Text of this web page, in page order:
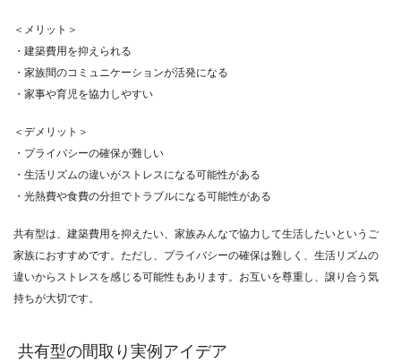
＜メリット＞
・建築費用を抑えられる
・家族間のコミュニケーションが活発になる
・家事や育児を協力しやすい
＜デメリット＞
・プライバシーの確保が難しい
・生活リズムの違いがストレスになる可能性がある
・光熱費や食費の分担でトラブルになる可能性がある
共有型は、建築費用を抑えたい、家族みんなで協力して生活したいというご
家族におすすめです。ただし、プライバシーの確保は難しく、生活リズムの
違いからストレスを感じる可能性もあります。お互いを尊重し、譲り合う気
持ちが大切です。
共有型の間取り実例アイデア